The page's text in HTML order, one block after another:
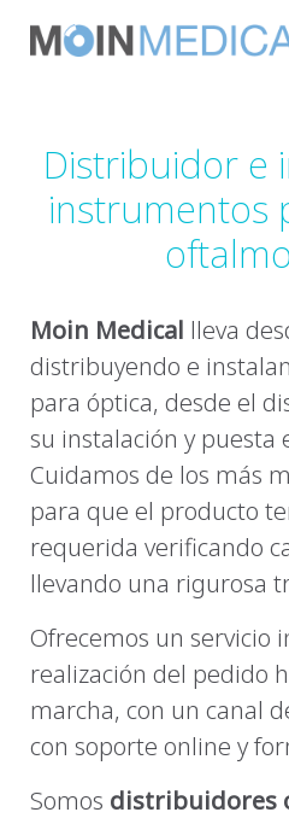
Distribuidor e
instrumentos
Moin Medical lleva
distribuyendo e
para óptica, desde el
su instalación y puesta
Cuidamos de los más
para que el producto
requerida verificando
llevando una rigurosa
Ofrecemos un servicio
realización del pedido
marcha, con un canal
con soporte online y
Somos distribuidores